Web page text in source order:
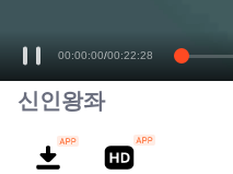
00:00:00/00:22:28
신인왕좌